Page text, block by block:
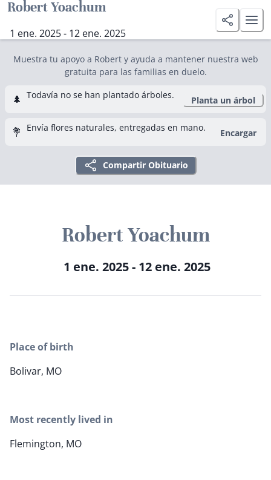
Robert Yoachum
1 ene. 2025 - 12 ene. 2025
Muestra tu apoyo a Robert y ayuda a mantener nuestra web
gratuita para las familias en duelo.
🌲 Todavía no se han plantado árboles. Planta un árbol
💐 Envía flores naturales, entregadas en mano. Encargar
Compartir Obituario
Robert Yoachum
1 ene. 2025 - 12 ene. 2025
Place of birth
Bolivar, MO
Most recently lived in
Flemington, MO